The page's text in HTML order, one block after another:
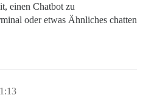
einen Chatbot zu
oder etwas Ähnliches chatten